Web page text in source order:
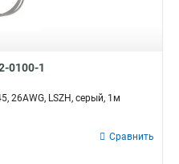
0100-1
26AWG, LSZH, серый, 1м
Сравнить